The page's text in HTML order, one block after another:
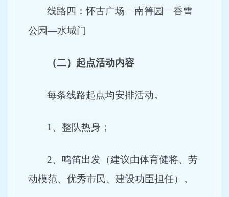
线路四：怀古广场—南箐园—香雪
公园—水城门
（二）起点活动内容
每条线路起点均安排活动。
1、整队热身；
2、鸣笛出发（建议由体育健将、劳
动模范、优秀市民、建设功臣担任）。